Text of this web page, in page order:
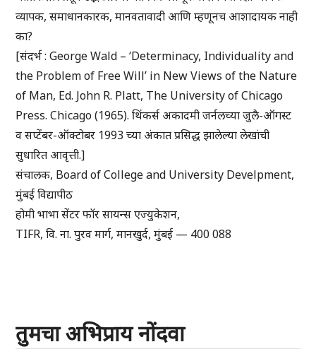
व्यापक, समाधानकारक, मानवतावादी आणि म्हणूनच आशादायक नाही
का?
[संदर्भ : George Wald – ‘Determinacy, Individuality and
the Problem of Free Will’ in New Views of the Nature
of Man, Ed. John R. Platt, The University of Chicago
Press. Chicago (1965). थिंकर्स अकादमी जर्नलच्या जुलै-ऑगस्ट
व सप्टेंबर-ऑक्टोबर 1993 च्या अंकात प्रसिद्ध झालेल्या लेखांची
सुधारित आवृत्ती.]
संचालक, Board of College and University Develpment,
मुंबई विद्यापीठ
होमी भाभा सेंटर फॉर सायन्स एज्युकेशन,
TIFR, वि. ना. पुरव मार्ग, मानखुर्द, मुंबई — 400 088
तुमचा अभिप्राय नोंदवा